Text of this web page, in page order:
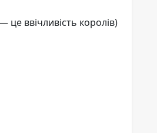
це ввічливість королів)